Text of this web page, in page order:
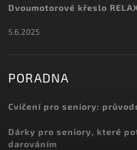
Dvoumotorové křeslo
5.6.2025
PORADNA
Cvičení pro seniory:
Dárky pro seniory, které
darováním